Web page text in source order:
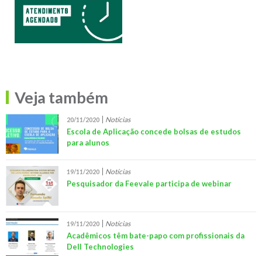
Veja também
20/11/2020 Notícias
Escola de Aplicação concede bolsas de estudos
para alunos
19/11/2020 Notícias
Pesquisador da Feevale participa de webinar
19/11/2020 Notícias
Acadêmicos têm bate-papo com profissionais da
Dell Technologies